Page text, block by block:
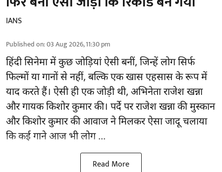
IANS
Published on:03 Aug 2026, 11:30 pm
हिंदी सिनेमा में कुछ जोड़ियां ऐसी बनीं, जिन्हें लोग सिर्फ
फिल्मों या गानों से नहीं, बल्कि एक खास एहसास के रूप में
याद करते हैं। ऐसी ही एक जोड़ी थी, अभिनेता राजेश खन्ना
और गायक किशोर कुमार की। पर्दे पर राजेश खन्ना की मुस्कान
और किशोर कुमार कीआवाजने मिलकर ऐसा जादू चलाया
कि कई गाने आज भी लोग ...
Read More